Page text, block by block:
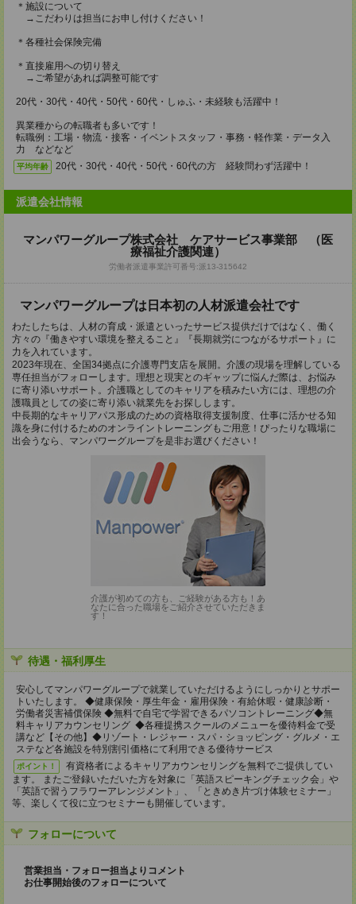
＊施設について
→こだわりは担当にお申し付けください！
＊各種社会保険完備
＊直接雇用への切り替え
→ご希望があれば調整可能です
20代・30代・40代・50代・60代・しゅふ・未経験も活躍中！
異業種からの転職者も多いです！
転職例：工場・物流・接客・イベントスタッフ・事務・軽作業・データ入
力 などなど
平均年齢 20代・30代・40代・50代・60代の方 経験問わず活躍中！
派遣会社情報
マンパワーグループ株式会社 ケアサービス事業部 （医
療福祉介護関連）
労働者派遣事業許可番号:派13-315642
マンパワーグループは日本初の人材派遣会社です
わたしたちは、人材の育成・派遣といったサービス提供だけではなく、働く
方々の『働きやすい環境を整えること』『長期就労につながるサポート』に
力を入れています。
2023年現在、全国34拠点に介護専門支店を展開。介護の現場を理解している
専任担当がフォローします。理想と現実とのギャップに悩んだ際は、お悩み
に寄り添いサポート。介護職としてのキャリアを積みたい方には、理想の介
護職員としての姿に寄り添い就業先をお探しします。
中長期的なキャリアパス形成のための資格取得支援制度、仕事に活かせる知
識を身に付けるためのオンライントレーニングもご用意！ぴったりな職場に
出会うなら、マンパワーグループを是非お選びください！
介護が初めての方も、ご経験がある方も！あ
なたに合った職場をご紹介させていただきま
す！
待遇・福利厚生
安心してマンパワーグループで就業していただけるようにしっかりとサポー
トいたします。 ◆健康保険・厚生年金・雇用保険・有給休暇・健康診断・
労働者災害補償保険 ◆無料で自宅で学習できるパソコントレーニング◆無
料キャリアカウンセリング ◆各種提携スクールのメニューを優待料金で受
講など【その他】◆リゾート・レジャー・スパ・ショッピング・グルメ・エ
ステなど各施設を特別割引価格にて利用できる優待サービス
ポイント！
有資格者によるキャリアカウンセリングを無料でご提供してい
ます。 またご登録いただいた方を対象に「英語スピーキングチェック会」や
「英語で習うフラワーアレンジメント」、「ときめき片づけ体験セミナー」
等、楽しくて役に立つセミナーも開催しています。
フォローについて
営業担当・フォロー担当よりコメント
お仕事開始後のフォローについて